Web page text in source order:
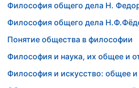
Философия общего дела Н.
Философия общего дела
Понятие общества в философии
Философия и наука, их общее и
Философия и искусство: общее и